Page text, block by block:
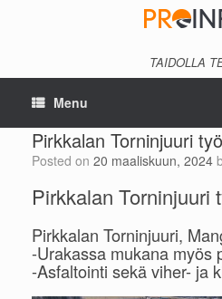
TAIDOLLA
Menu
Pirkkalan Torninjuuri
Posted on 20 maaliskuun, 2024
Pirkkalan Torninjuuri
Pirkkalan Torninjuuri,
-Urakassa mukana myös
-Asfaltointi sekä viher- ja